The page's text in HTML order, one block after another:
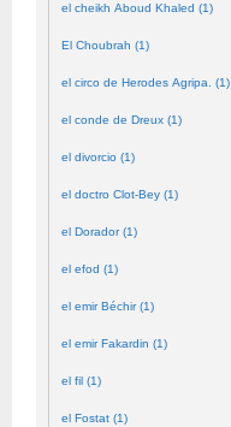
el cheikh Aboud Khaled (1)
El Choubrah (1)
el circo de Herodes Agripa. (1)
el conde de Dreux (1)
el divorcio (1)
el doctro Clot-Bey (1)
el Dorador (1)
el efod (1)
el emir Béchir (1)
el emir Fakardin (1)
el fil (1)
el Fostat (1)